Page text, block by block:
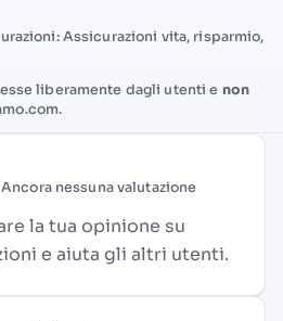
Assicurazioni vita, risparmio,
liberamente dagli utenti e non
Ancora nessuna valutazione
la tua opinione su
e aiuta gli altri utenti.